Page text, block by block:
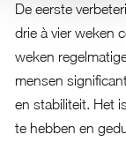
De eerste
drie à vier weken
weken
mensen
en stabiliteit. Het
te hebben en